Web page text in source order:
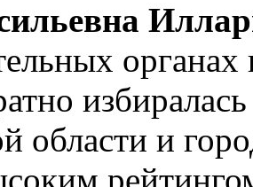
органах
области и